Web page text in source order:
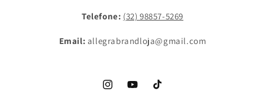
Telefone: (32) 98857-5269
Email: allegrabrandloja@gmail.com
InstagramYouTubeTikTok